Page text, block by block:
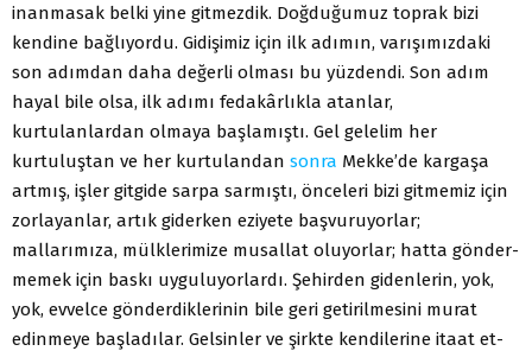
inanmasak belki yine gitmezdik. Doğduğumuz toprak bizi
kendine bağlıyordu. Gi­dişimiz için ilk adımın, varışımızdaki
son adımdan daha de­ğerli olması bu yüzdendi. Son adım
hayal bile olsa, ilk adımı fedakârlıkla atanlar,
kurtulanlardan olmaya başlamıştı. Gel gelelim her
kurtuluştan ve her kurtulandan sonra Mekke’de kargaşa
artmış, işler gitgide sarpa sarmıştı, önceleri bizi git­memiz için
zorlayanlar, artık giderken eziyete başvuruyorlar;
mallarımıza, mülklerimize musallat oluyorlar; hatta gönder­
memek için baskı uyguluyorlardı. Şehirden gidenlerin, yok,
yok, evvelce gönderdiklerinin bile geri getirilmesini murat
edinmeye başladılar. Gelsinler ve şirkte kendilerine itaat et­